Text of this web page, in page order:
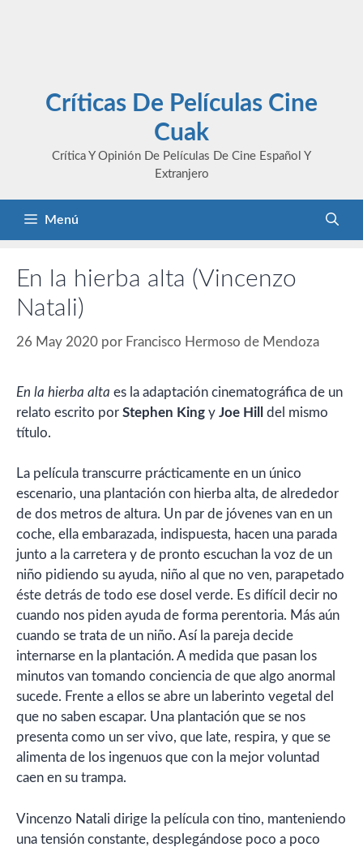
Críticas De Películas Cine
Cuak
Crítica Y Opinión De Películas De Cine Español Y
Extranjero
Menú
En la hierba alta (Vincenzo
Natali)
26 May 2020 por Francisco Hermoso de Mendoza
En la hierba alta es la adaptación cinematográfica de un
relato escrito por Stephen King y Joe Hill
del mismo
título.
La película transcurre prácticamente en un único
escenario, una plantación con hierba alta, de alrededor
de dos metros de altura. Un par de jóvenes van en un
coche, ella embarazada, indispuesta, hacen una parada
junto a la carretera y de pronto escuchan la voz de un
niño pidiendo su ayuda, niño al que no ven, parapetado
éste detrás de todo ese dosel verde. Es difícil decir no
cuando nos piden ayuda de forma perentoria. Más aún
cuando se trata de un niño. Así la pareja decide
internarse en la plantación. A medida que pasan los
minutos van tomando conciencia de que algo anormal
sucede. Frente a ellos se abre un laberinto vegetal del
que no saben escapar. Una plantación que se nos
presenta como un ser vivo, que late, respira, y que se
alimenta de los ingenuos que con la mejor voluntad
caen en su trampa.
Vincenzo Natali dirige la película con tino, manteniendo
una tensión constante, desplegándose poco a poco